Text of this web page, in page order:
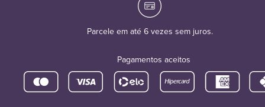
Parcele em até 6 vezes sem juros.
Pagamentos aceitos